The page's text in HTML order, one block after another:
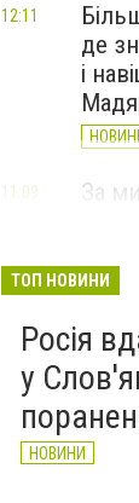
де
і
12:11
За
11:09
ТОП НОВИНИ
Росія
у
НОВИНИ